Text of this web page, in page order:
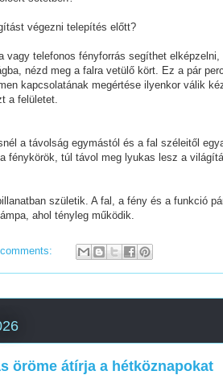
végezni telepítés előtt?
vagy telefonos fényforrás segíthet
nézd meg a falra vetülő kört. Ez a pár
kapcsolatának megértése ilyenkor válik
a felületet.
a távolság egymástól és a fal széleitől
fénykörök, túl távol meg lyukas lesz a
születik. A fal, a fény és a funkció
ahol tényleg működik.
öröme átírja a hétköznapokat